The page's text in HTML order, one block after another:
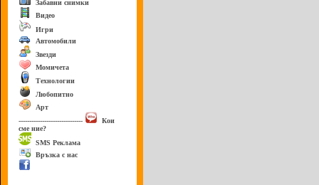
Забавни снимки
Видео
Игри
Автомобили
Звезди
Момичета
Технологии
Любопитно
Арт
------------------------------
Кои
сме ние?
SMS Реклама
Връзка с нас